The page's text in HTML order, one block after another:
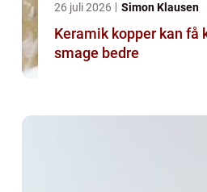
26 juli 2026 Simon Klausen
Keramik kopper kan få
smage bedre